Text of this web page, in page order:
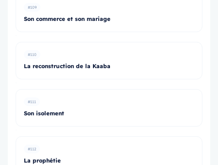
#109
Son commerce et son mariage
#110
La reconstruction de la Kaaba
#111
Son isolement
#112
La prophétie